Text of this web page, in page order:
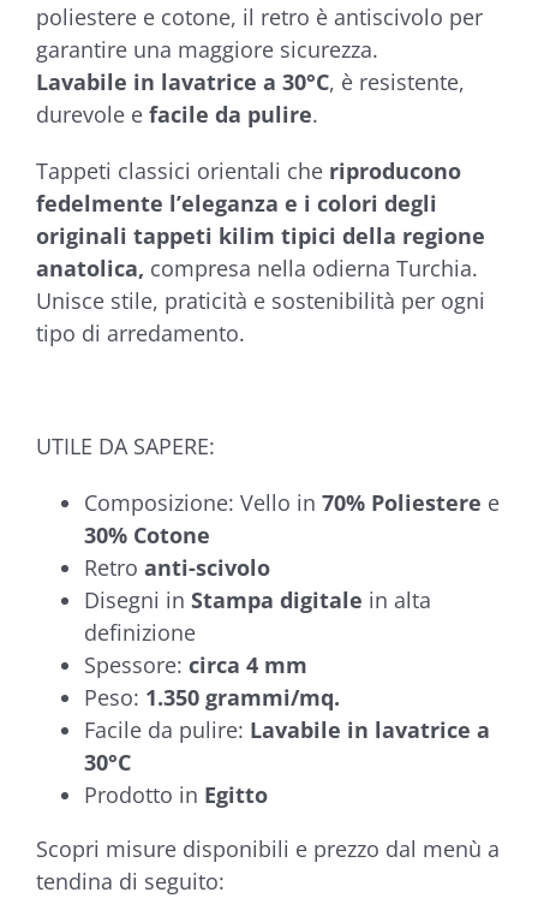
poliestere e cotone, il retro è antiscivolo per
garantire una maggiore sicurezza.
Lavabile in lavatrice a 30°C, è resistente,
durevole e facile da pulire.
Tappeti classici orientali che riproducono
fedelmente l’eleganza e i colori degli
originali tappeti kilim tipici della regione
anatolica, compresa nella odierna Turchia.
Unisce stile, praticità e sostenibilità per ogni
tipo di arredamento.
UTILE DA SAPERE:
Composizione: Vello in 70% Poliestere e
30% Cotone
Retro anti-scivolo
Disegni in Stampa digitale in alta
definizione
Spessore: circa 4 mm
Peso: 1.350 grammi/mq.
Facile da pulire: Lavabile in lavatrice a
30°C
Prodotto in Egitto
Scopri misure disponibili e prezzo dal menù a
tendina di seguito: